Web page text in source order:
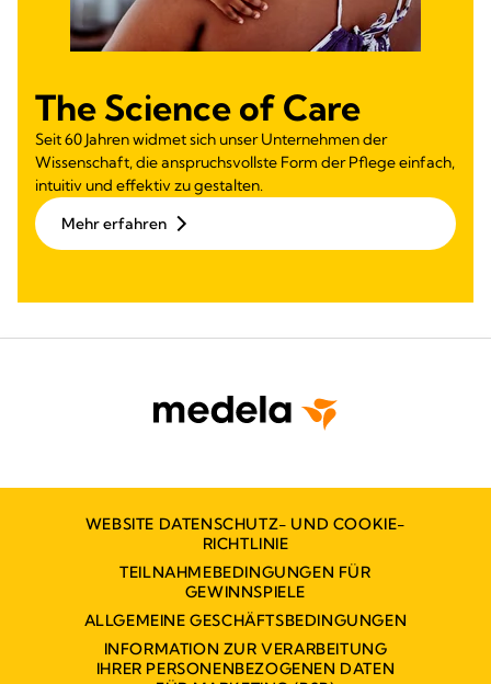
The Science of Care
Seit 60 Jahren widmet sich unser Unternehmen der
Wissenschaft, die anspruchsvollste Form der Pflege einfach,
intuitiv und effektiv zu gestalten.
Mehr erfahren
WEBSITE DATENSCHUTZ- UND COOKIE-
RICHTLINIE
TEILNAHMEBEDINGUNGEN FÜR
GEWINNSPIELE
ALLGEMEINE GESCHÄFTSBEDINGUNGEN
INFORMATION ZUR VERARBEITUNG
IHRER PERSONENBEZOGENEN DATEN